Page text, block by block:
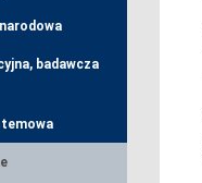
badawcza